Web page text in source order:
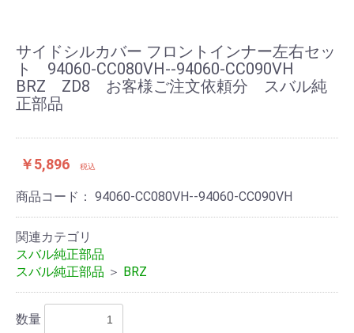
サイドシルカバー フロントインナー左右セッ
ト 94060-CC080VH--94060-CC090VH
BRZ ZD8 お客様ご注文依頼分 スバル純
正部品
￥5,896 税込
商品コード： 94060-CC080VH--94060-CC090VH
関連カテゴリ
スバル純正部品
スバル純正部品 ＞ BRZ
数量